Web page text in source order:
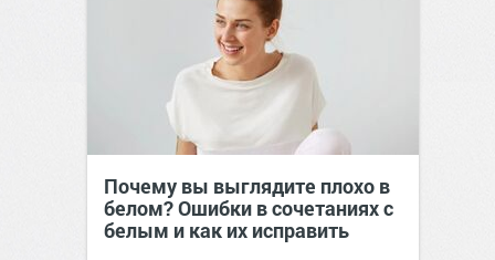
Почему вы выглядите плохо в
белом? Ошибки в сочетаниях с
белым и как их исправить